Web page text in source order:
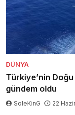
DÜNYA
Türkiye’nin
gündem oldu
SoleKinG 22